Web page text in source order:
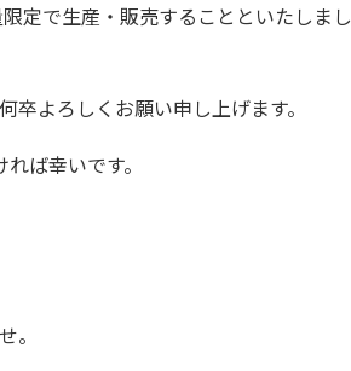
定で生産・販売することといたしまし
よろしくお願い申し上げます。
ば幸いです。
。